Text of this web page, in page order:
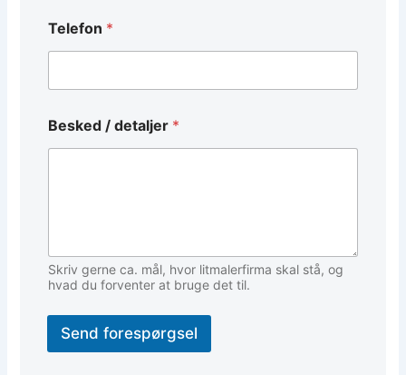
e
t
l
e
r
*
Telefon *
Besked / detaljer *
Skriv gerne ca. mål, hvor litmalerfirma skal stå, og
hvad du forventer at bruge det til.
Send forespørgsel